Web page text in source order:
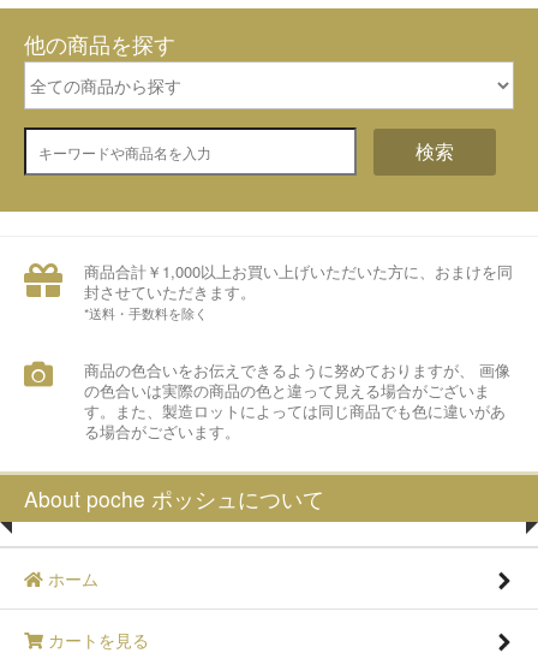
他の商品を探す
検索
商品合計￥1,000以上お買い上げいただいた方に、おまけを同
封させていただきます。
*送料・手数料を除く
商品の色合いをお伝えできるように努めておりますが、 画像
の色合いは実際の商品の色と違って見える場合がございま
す。また、製造ロットによっては同じ商品でも色に違いがあ
る場合がございます。
About poche ポッシュについて
ホーム
カートを見る